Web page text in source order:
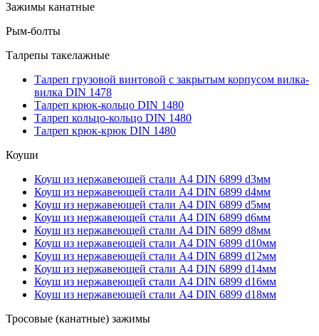
Зажимы канатные
Рым-болты
Талрепы такелажные
Талреп грузовой винтовой с закрытым корпусом вилка-
вилка DIN 1478
Талреп крюк-кольцо DIN 1480
Талреп кольцо-кольцо DIN 1480
Талреп крюк-крюк DIN 1480
Коуши
Коуш из нержавеющей стали А4 DIN 6899 d3мм
Коуш из нержавеющей стали А4 DIN 6899 d4мм
Коуш из нержавеющей стали А4 DIN 6899 d5мм
Коуш из нержавеющей стали А4 DIN 6899 d6мм
Коуш из нержавеющей стали А4 DIN 6899 d8мм
Коуш из нержавеющей стали А4 DIN 6899 d10мм
Коуш из нержавеющей стали А4 DIN 6899 d12мм
Коуш из нержавеющей стали А4 DIN 6899 d14мм
Коуш из нержавеющей стали А4 DIN 6899 d16мм
Коуш из нержавеющей стали А4 DIN 6899 d18мм
Тросовые (канатные) зажимы